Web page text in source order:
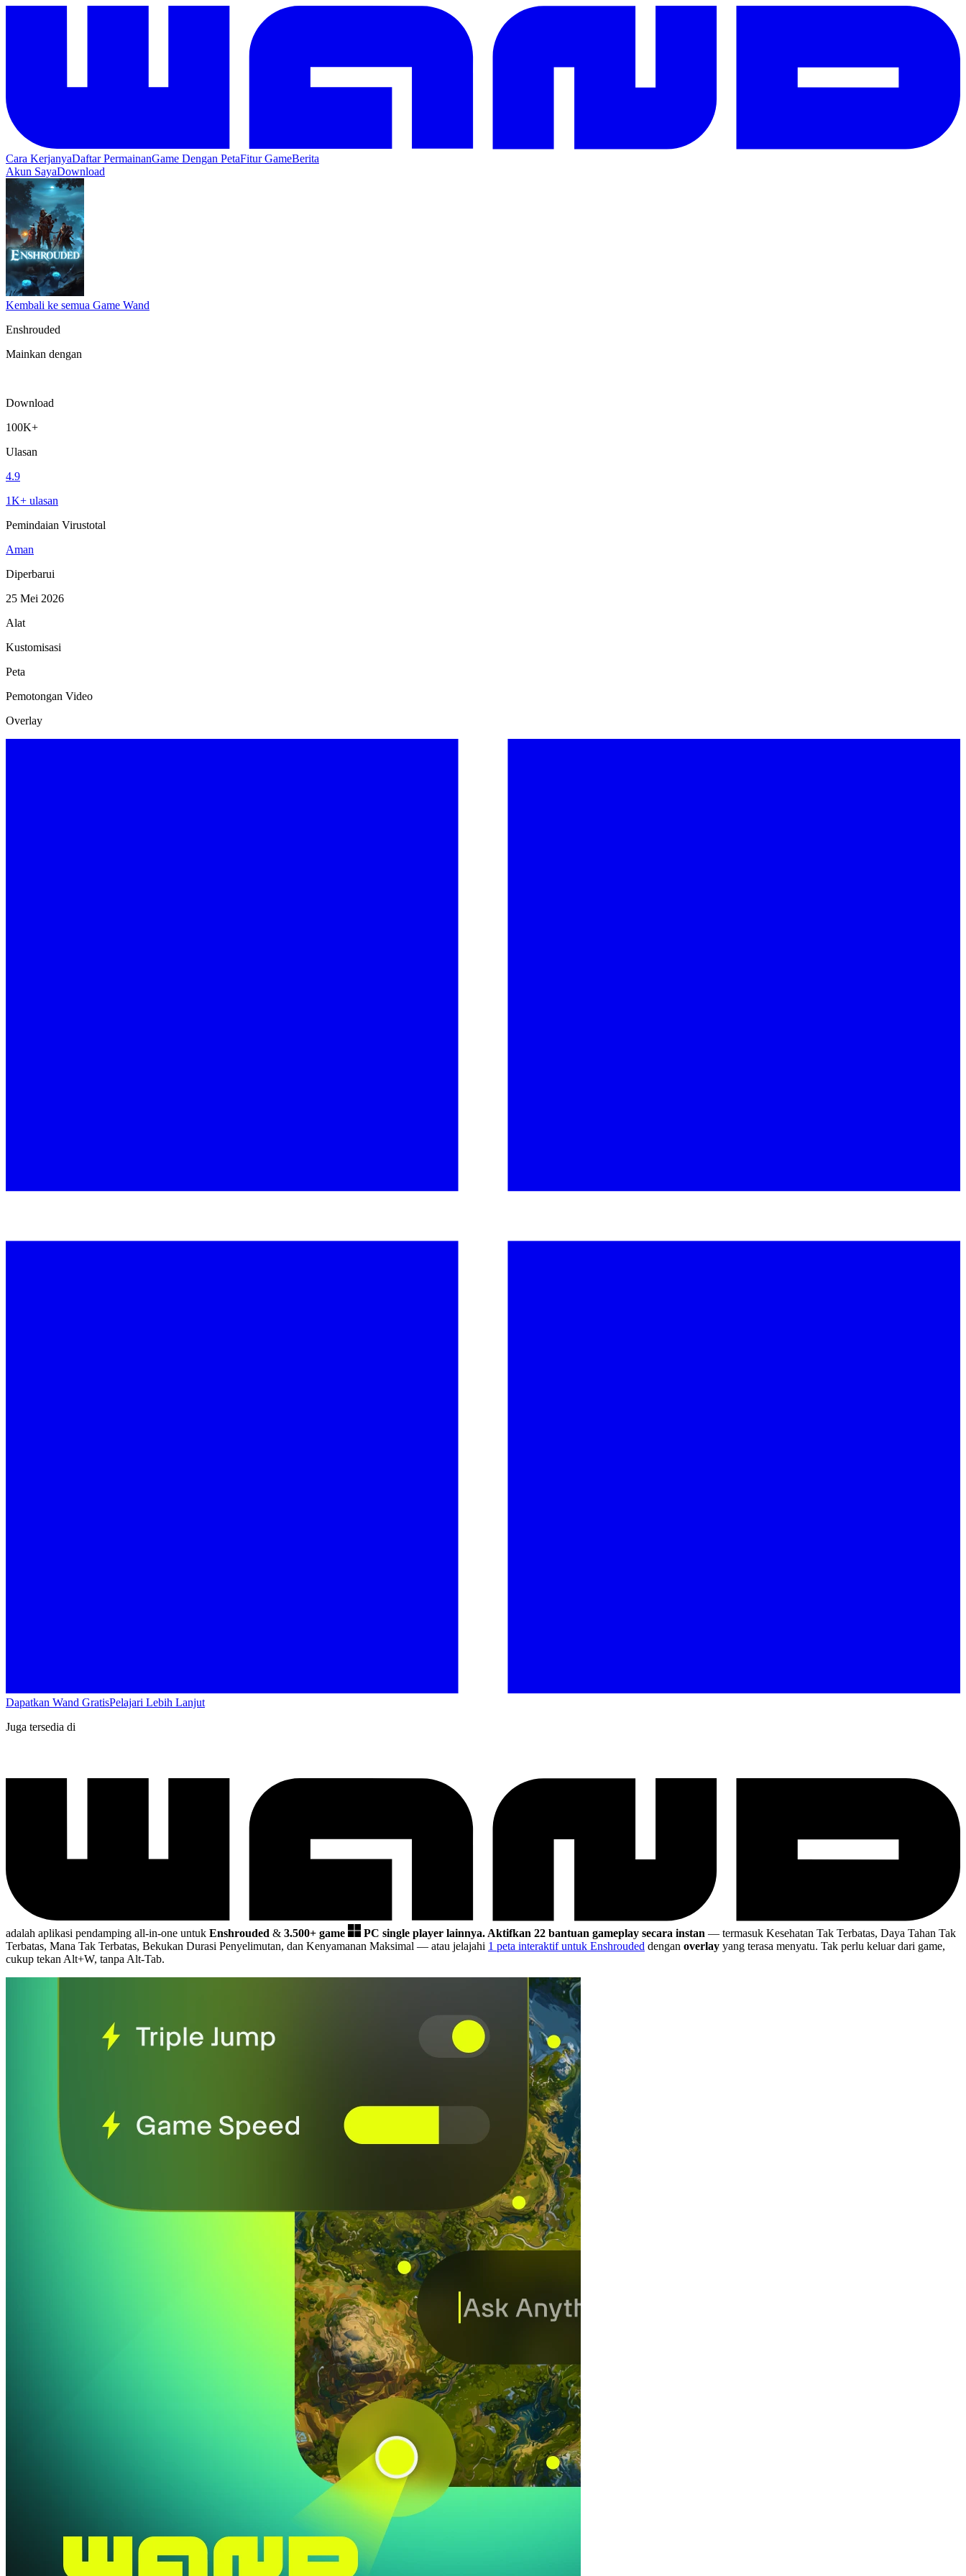
Cara KerjanyaDaftar PermainanGame Dengan PetaFitur GameBerita
Akun SayaDownload
Kembali ke semua Game Wand
Enshrouded
Mainkan dengan
Download
100K+
Ulasan
4.9
1K+ ulasan
Pemindaian Virustotal
Aman
Diperbarui
25 Mei 2026
Alat
Kustomisasi
Peta
Pemotongan Video
Overlay
Dapatkan Wand GratisPelajari Lebih Lanjut
Juga tersedia di
adalah aplikasi pendamping all-in-one untuk Enshrouded & 3.500+ game PC single player lainnya. Aktifkan 22 bantuan gameplay secara instan — termasuk Kesehatan Tak Terbatas, Daya Tahan Tak
Terbatas, Mana Tak Terbatas, Bekukan Durasi Penyelimutan, dan Kenyamanan Maksimal — atau jelajahi 1 peta interaktif untuk Enshrouded dengan overlay yang terasa menyatu. Tak perlu keluar dari game,
cukup tekan Alt+W, tanpa Alt-Tab.